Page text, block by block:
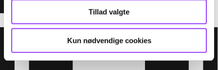
Tillad valgte
Kun nødvendige cookies